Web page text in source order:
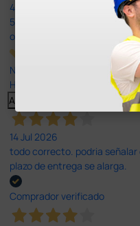
4,4
597
opiniones
Nuestras reseñas de 4 y 5
Haga clic aquí para leerlos
Anterior
14 Jul 2026
todo correcto. podria señalar
plazo de entrega se alarga.
Comprador verificado